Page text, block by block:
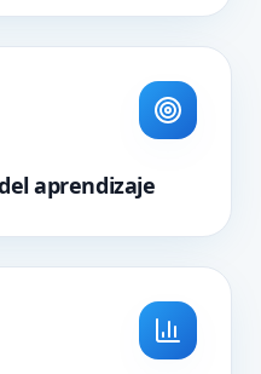
aprendizaje